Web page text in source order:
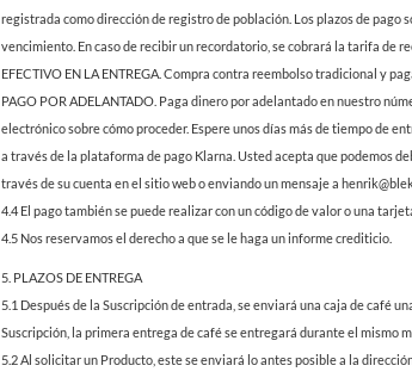
registrada como dirección de registro de población. Los plazos de pago
vencimiento. En caso de recibir un recordatorio, se cobrará la tarifa de
EFECTIVO EN LA ENTREGA. Compra contra reembolso tradicional y
PAGO POR ADELANTADO. Paga dinero por adelantado en nuestro
electrónico sobre cómo proceder. Espere unos días más de tiempo de
a través de la plataforma de pago Klarna. Usted acepta que podemos
través de su cuenta en el sitio web o enviando un mensaje a
4.4 El pago también se puede realizar con un código de valor o una
4.5 Nos reservamos el derecho a que se le haga un informe crediticio.
5. PLAZOS DE ENTREGA
5.1 Después de la Suscripción de entrada, se enviará una caja de café
Suscripción, la primera entrega de café se entregará durante el mismo
5.2 Al solicitar un Producto, este se enviará lo antes posible a la